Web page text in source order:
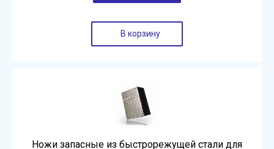
В корзину
Ножи запасные из быстрорежущей стали для